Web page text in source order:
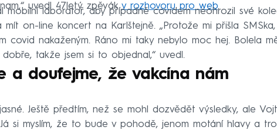
uvedl 47letý zpěvákv rozhovoru pro web.
mobilní laboratoř, aby případně covidem neohrozil své
mít on-line koncert na Karlštejně. „Protože mi přišla
covid nakaženým. Ráno mi taky nebylo moc hej. Bolela
takže jsem si to objednal,“ uvedl.
a doufejme, že vakcína nám
Ještě předtím, než se mohl dozvědět výsledky, ale
si myslím, že to bude v pohodě, jenom motání hlavy a